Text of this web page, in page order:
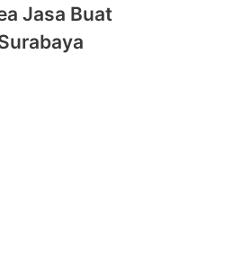
Jasa Buat